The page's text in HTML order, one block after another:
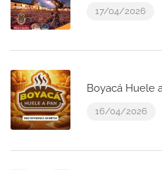
17/04/2026
Boyacá Huele
16/04/2026